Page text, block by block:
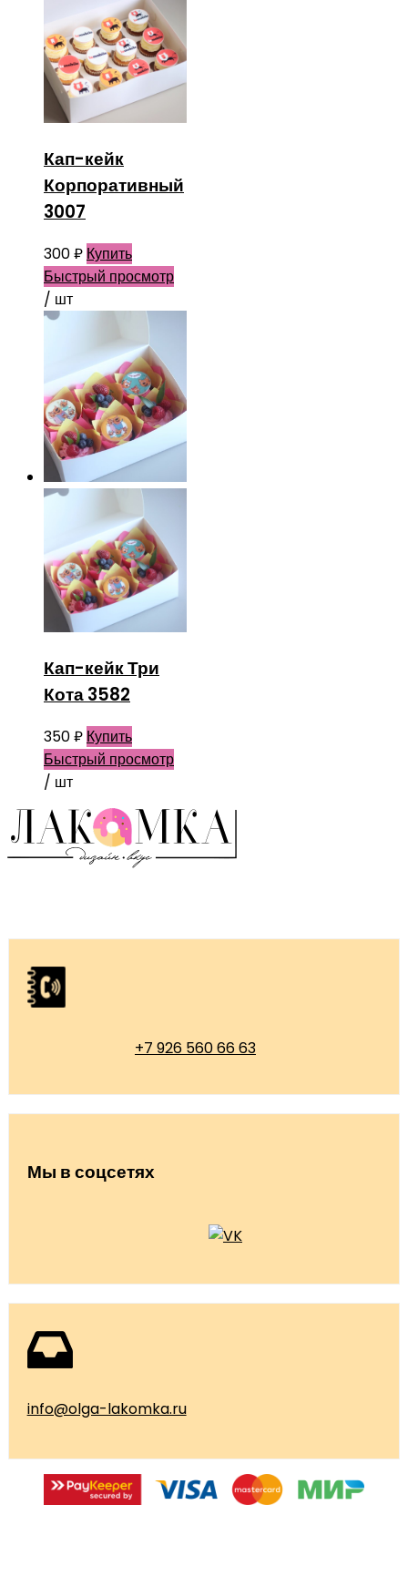
Кап-кейк
Корпоративный
3007
300₽ Купить
Быстрый просмотр
/ шт
Кап-кейк Три
Кота 3582
350₽ Купить
Быстрый просмотр
/ шт
+7 926 560 66 63
Мы в соцсетях
info@olga-lakomka.ru